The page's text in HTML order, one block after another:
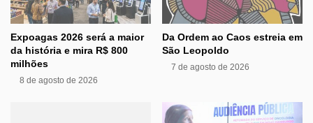
Expoagas 2026 será a maior
da história e mira R$ 800
milhões
8 de agosto de 2026
Da Ordem ao Caos estreia em
São Leopoldo
7 de agosto de 2026